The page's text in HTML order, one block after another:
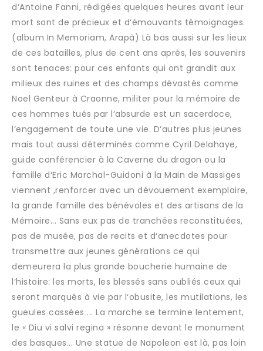
d‘Antoine Fanni, rédigées quelques heures avant leur
mort sont de précieux et d‘émouvants témoignages.
(album In Memoriam, Arapà) Là bas aussi sur les lieux
de ces batailles, plus de cent ans après, les souvenirs
sont tenaces: pour ces enfants qui ont grandit aux
milieux des ruines et des champs dévastés comme
Noel Genteur à Craonne, militer pour la mémoire de
ces hommes tués par l‘absurde est un sacerdoce,
l‘engagement de toute une vie. D‘autres plus jeunes
mais tout aussi déterminés comme Cyril Delahaye,
guide conférencier à la Caverne du dragon ou la
famille d‘Eric Marchal-Guidoni à la Main de Massiges
viennent ,renforcer avec un dévouement exemplaire,
la grande famille des bénévoles et des artisans de la
Mémoire... Sans eux pas de tranchées reconstituées,
pas de musée, pas de recits et d‘anecdotes pour
transmettre aux jeunes générations ce qui
demeurera la plus grande boucherie humaine de
l‘histoire: les morts, les blessés sans oubliés ceux qui
seront marqués à vie par l‘obusite, les mutilations, les
gueules cassées ... La marche se termine lentement,
le « Diu vi salvi regina » résonne devant le monument
des basques... Une statue de Napoleon est là, pas loin